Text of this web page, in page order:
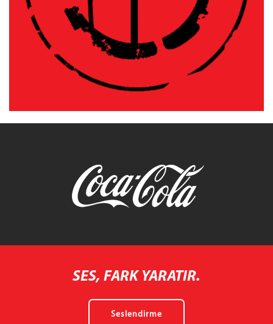
SES, FARK YARATIR.
Seslendirme